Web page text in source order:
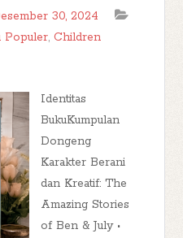
30, 2024
Populer, Children
Identitas
BukuKumpulan
Dongeng
Karakter Berani
dan Kreatif: The
Amazing Stories
of Ben & July •